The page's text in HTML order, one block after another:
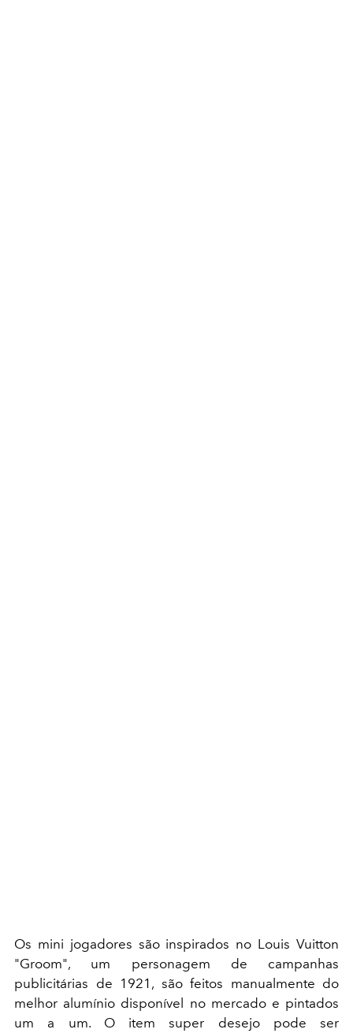
Os mini jogadores são inspirados no Louis Vuitton
"Groom", um personagem de campanhas
publicitárias de 1921, são feitos manualmente do
melhor alumínio disponível no mercado e pintados
um a um. O item super desejo
pode ser